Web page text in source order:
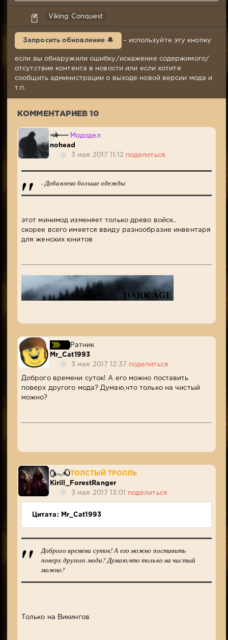
капитан
очевидность
2017,
417
Viking Conquest
Запросить обновление 🔔 - используйте эту кнопку
если вы обнаружили ошибку/искажение содержимого/
отсутствие контента в новости или если хотите
сообщить администрации о выходе новой версии мода и
т.п.
КОММЕНТАРИЕВ 10
Мододел
nohead
3 мая 2017 11:12 поделиться
- Добавлено больше одежды
этот минимод изменяет только древо войск..
скорее всего имеется ввиду разнообразие инвентаря
для женских юнитов
Ратник
Mr_Cat1993
3 мая 2017 12:37 поделиться
Доброго времени суток! А его можно поставить
поверх другого мода? Думаю,что только на чистый
можно?
ТОЛСТЫЙ ТРОЛЛЬ
Kirill_ForestRanger
3 мая 2017 13:01
поделиться
Цитата: Mr_Cat1993
Доброго времени суток! А его можно поставить
поверх другого мода? Думаю,что только на чистый
можно?
Только на Викингов